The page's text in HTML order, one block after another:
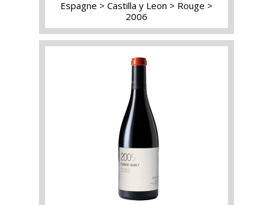
Espagne Castilla y Leon
Rouge
2006